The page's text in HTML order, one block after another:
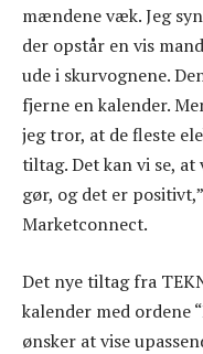
mændene væk. Jeg
der opstår en vis
ude i skurvognene.
fjerne en kalender.
jeg tror, at de fleste
tiltag. Det kan vi se,
gør, og det er
Marketconnect.
Det nye tiltag fra
kalender med ordene
ønsker at vise